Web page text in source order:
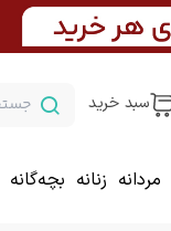
سبد خرید
مردانه زنانه بچه‌گانه